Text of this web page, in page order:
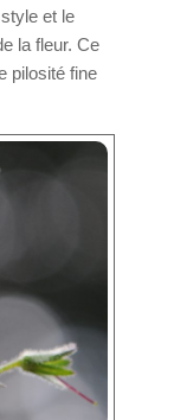
et le
la fleur. Ce
pilosité fine